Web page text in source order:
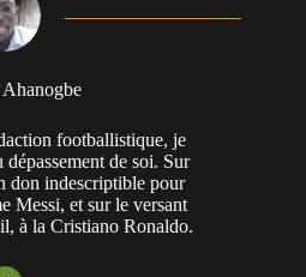
Ahanogbe
footballistique, je
de soi. Sur
don indescriptible pour
Messi, et sur le versant
à la Cristiano Ronaldo.